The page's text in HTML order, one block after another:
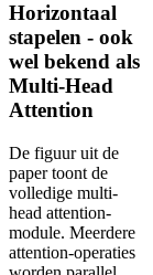
Horizontaal
stapelen - ook
wel bekend als
Multi-Head
Attention
De figuur uit de
paper toont de
volledige multi-
head attention-
module. Meerdere
attention-operaties